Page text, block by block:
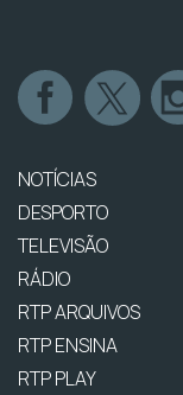
NOTÍCIAS
DESPORTO
TELEVISÃO
RÁDIO
RTP ARQUIVOS
RTP ENSINA
RTP PLAY